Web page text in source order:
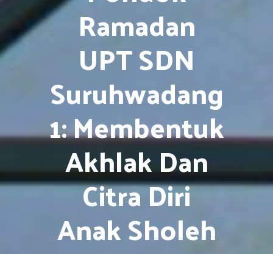
Ramadan
UPT SDN
Suruhwadang
1: Membentuk
Akhlak Dan
Citra Diri
Anak Sholeh